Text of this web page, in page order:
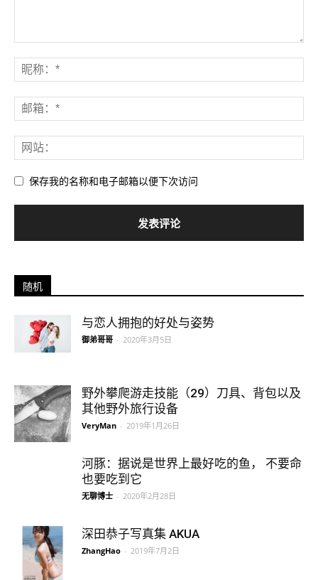
保存我的名称和电子邮箱以便下次访问
随机
与恋人拥抱的好处与姿势
御弟哥哥 - 2020年3月5日
野外攀爬游走技能（29）刀具、背包以及
其他野外旅行设备
VeryMan - 2019年1月26日
河豚：据说是世界上最好吃的鱼， 不要命
也要吃到它
无聊博士 - 2020年2月28日
深田恭子写真集 AKUA
ZhangHao - 2019年7月2日